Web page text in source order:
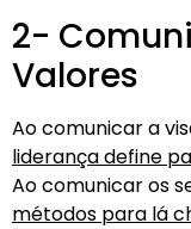
2-
Valores
Ao comunicar a
liderança define
Ao comunicar os
métodos para lá